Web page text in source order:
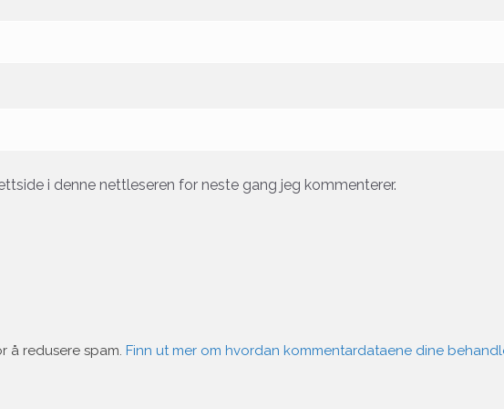
i denne nettleseren for neste gang jeg kommenterer.
å redusere spam. Finn ut mer om hvordan kommentardataene dine